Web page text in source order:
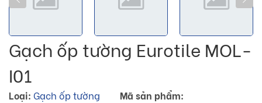
Gạch ốp tường Eurotile MOL-
I01
Loại: Gạch ốp tường
Mã sản phẩm: